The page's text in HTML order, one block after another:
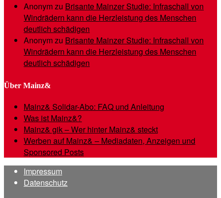
Anonymzu Brisante Mainzer Studie: Infraschall von
Windrädern kann die Herzleistung des Menschen
deutlich schädigen
Anonymzu Brisante Mainzer Studie: Infraschall von
Windrädern kann die Herzleistung des Menschen
deutlich schädigen
Über Mainz&
Mainz& Solidar-Abo: FAQ und Anleitung
Was ist Mainz&?
Mainz& gik – Wer hinter Mainz& steckt
Werben auf Mainz& – Mediadaten, Anzeigen und
Sponsored Posts
Impressum
Datenschutz